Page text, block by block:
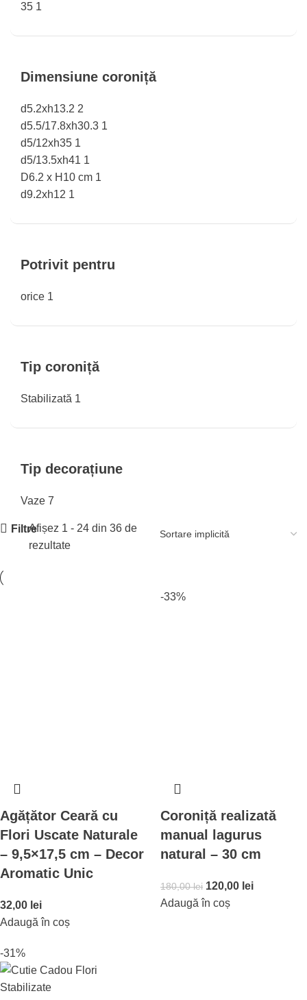
35 1
Dimensiune coroniță
d5.2xh13.2 2
d5.5/17.8xh30.3 1
d5/12xh35 1
d5/13.5xh41 1
D6.2 x H10 cm 1
d9.2xh12 1
Potrivit pentru
orice 1
Tip coroniță
Stabilizată 1
Tip decorațiune
Vaze 7
FiltreAfișez 1 - 24 din 36 de
rezultate
Agățător Ceară cu
Flori Uscate Naturale
– 9,5×17,5 cm – Decor
Aromatic Unic
32,00 lei
Adaugă în coș
-33%
Coroniță realizată
manual lagurus
natural – 30 cm
180,00lei 120,00 lei
Adaugă în coș
-31%